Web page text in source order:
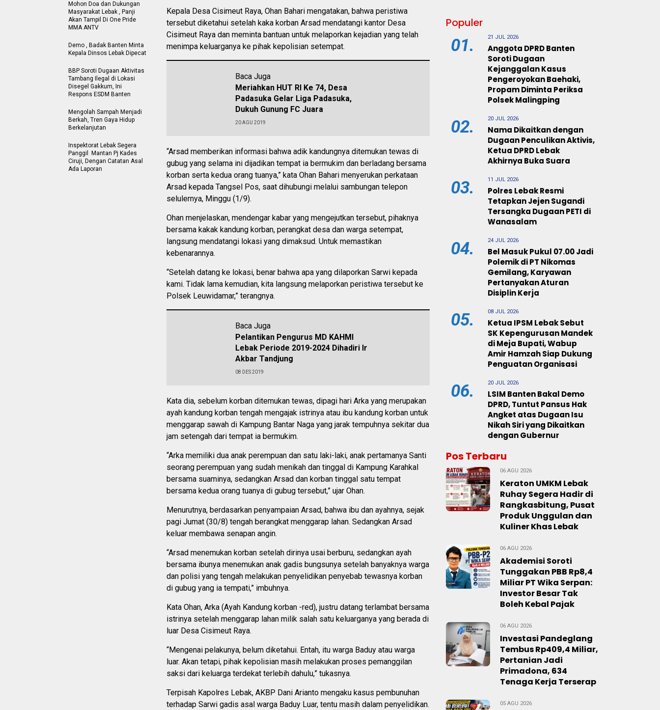
Kepala Desa Cisimeut Raya, Ohan Bahari mengatakan, bahwa peristiwa
tersebut diketahui setelah kaka korban Arsad mendatangi kantor Desa
Cisimeut Raya dan meminta bantuan untuk melaporkan kejadian yang telah
menimpa keluarganya ke pihak kepolisian setempat.
Baca Juga
Meriahkan HUT RI Ke 74, Desa
Padasuka Gelar Liga Padasuka,
Dukuh Gunung FC Juara
20 AGU 2019
“Arsad memberikan informasi bahwa adik kandungnya ditemukan tewas di
gubug yang selama ini dijadikan tempat ia bermukim dan berladang bersama
korban serta kedua orang tuanya,” kata Ohan Bahari menyerukan perkataan
Arsad kepada Tangsel Pos, saat dihubungi melalui sambungan telepon
selulernya, Minggu (1/9).
Ohan menjelaskan, mendengar kabar yang mengejutkan tersebut, pihaknya
bersama kakak kandung korban, perangkat desa dan warga setempat,
langsung mendatangi lokasi yang dimaksud. Untuk memastikan
kebenarannya.
“Setelah datang ke lokasi, benar bahwa apa yang dilaporkan Sarwi kepada
kami. Tidak lama kemudian, kita langsung melaporkan peristiwa tersebut ke
Polsek Leuwidamar,” terangnya.
Baca Juga
Pelantikan Pengurus MD KAHMI
Lebak Periode 2019-2024 Dihadiri Ir
Akbar Tandjung
08 DES 2019
Kata dia, sebelum korban ditemukan tewas, dipagi hari Arka yang merupakan
ayah kandung korban tengah mengajak istrinya atau ibu kandung korban untuk
menggarap sawah di Kampung Bantar Naga yang jarak tempuhnya sekitar dua
jam setengah dari tempat ia bermukim.
“Arka memiliki dua anak perempuan dan satu laki-laki, anak pertamanya Santi
seorang perempuan yang sudah menikah dan tinggal di Kampung Karahkal
bersama suaminya, sedangkan Arsad dan korban tinggal satu tempat
bersama kedua orang tuanya di gubug tersebut,” ujar Ohan.
Menurutnya, berdasarkan penyampaian Arsad, bahwa ibu dan ayahnya, sejak
pagi Jumat (30/8) tengah berangkat menggarap lahan. Sedangkan Arsad
keluar membawa senapan angin.
“Arsad menemukan korban setelah dirinya usai berburu, sedangkan ayah
bersama ibunya menemukan anak gadis bungsunya setelah banyaknya warga
dan polisi yang tengah melakukan penyelidikan penyebab tewasnya korban
di gubug yang ia tempati,” imbuhnya.
Kata Ohan, Arka (Ayah Kandung korban -red), justru datang terlambat bersama
istrinya setelah menggarap lahan milik salah satu keluarganya yang berada di
luar Desa Cisimeut Raya.
“Mengenai pelakunya, belum diketahui. Entah, itu warga Baduy atau warga
luar. Akan tetapi, pihak kepolisian masih melakukan proses pemanggilan
saksi dari keluarga terdekat terlebih dahulu,” tukasnya.
Terpisah Kapolres Lebak, AKBP Dani Arianto mengaku kasus pembunuhan
terhadap Sarwi gadis asal warga Baduy Luar, tentu masih dalam penyelidikan.
Mohon Doa dan Dukungan
Masyarakat Lebak , Panji
Akan Tampil Di One Pride
MMA ANTV
Demo , Badak Banten Minta
Kepala Dinsos Lebak Dipecat
BBP Soroti Dugaan Aktivitas
Tambang Ilegal di Lokasi
Disegel Gakkum, Ini
Respons ESDM Banten
Mengolah Sampah Menjadi
Berkah, Tren Gaya Hidup
Berkelanjutan
Inspektorat Lebak Segera
Panggil Mantan Pj Kades
Ciruji, Dengan Catatan Asal
Ada Laporan
Populer
01. 21 JUL 2026
Anggota DPRD Banten
Soroti Dugaan
Kejanggalan Kasus
Pengeroyokan Baehaki,
Propam Diminta Periksa
Polsek Malingping
02. 20 JUL 2026
Nama Dikaitkan dengan
Dugaan Penculikan Aktivis,
Ketua DPRD Lebak
Akhirnya Buka Suara
03. 11 JUL 2026
Polres Lebak Resmi
Tetapkan Jejen Sugandi
Tersangka Dugaan PETI di
Wanasalam
04. 24 JUL 2026
Bel Masuk Pukul 07.00 Jadi
Polemik di PT Nikomas
Gemilang, Karyawan
Pertanyakan Aturan
Disiplin Kerja
05. 08 JUL 2026
Ketua IPSM Lebak Sebut
SK Kepengurusan Mandek
di Meja Bupati, Wabup
Amir Hamzah Siap Dukung
Penguatan Organisasi
06. 20 JUL 2026
LSIM Banten Bakal Demo
DPRD, Tuntut Pansus Hak
Angket atas Dugaan Isu
Nikah Siri yang Dikaitkan
dengan Gubernur
Pos Terbaru
06 AGU 2026
Keraton UMKM Lebak
Ruhay Segera Hadir di
Rangkasbitung, Pusat
Produk Unggulan dan
Kuliner Khas Lebak
06 AGU 2026
Akademisi Soroti
Tunggakan PBB Rp8,4
Miliar PT Wika Serpan:
Investor Besar Tak
Boleh Kebal Pajak
06 AGU 2026
Investasi Pandeglang
Tembus Rp409,4 Miliar,
Pertanian Jadi
Primadona, 634
Tenaga Kerja Terserap
05 AGU 2026